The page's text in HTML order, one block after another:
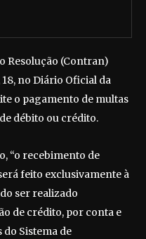
Resolução (Contran)
no Diário Oficial da
o pagamento de multas
débito ou crédito.
“o recebimento de
feito exclusivamente à
ser realizado
de crédito, por conta e
Sistema de